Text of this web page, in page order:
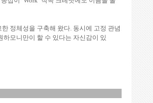
정체성을 구축해 왔다. 동시에 고정 관념
하모니만이 할 수 있다는 자신감이 있